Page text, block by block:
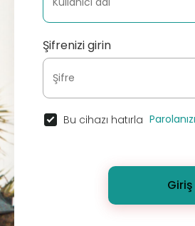
Şifrenizi girin
Bu cihazı hatırla